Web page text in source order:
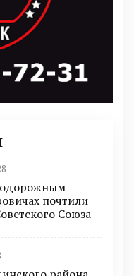
почтили
Союза